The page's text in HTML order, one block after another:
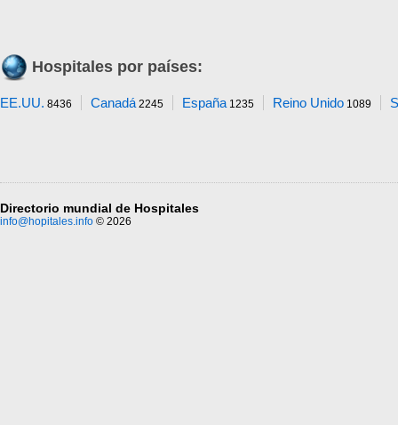
Hospitales por países:
EE.UU. 8436 Canadá2245 España1235 Reino Unido 1089
Directorio mundial de Hospitales
info@hopitales.info © 2026